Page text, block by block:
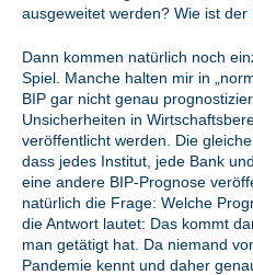
ausgeweitet werden? Wie ist
Dann kommen natürlich noch
Spiel. Manche halten mir in
BIP gar nicht genau
Unsicherheiten in
veröffentlicht werden. Die
dass jedes Institut, jede Bank
eine andere BIP-Prognose
natürlich die Frage: Welche
die Antwort lautet: Das kommt
man getätigt hat. Da niemand
Pandemie kennt und daher